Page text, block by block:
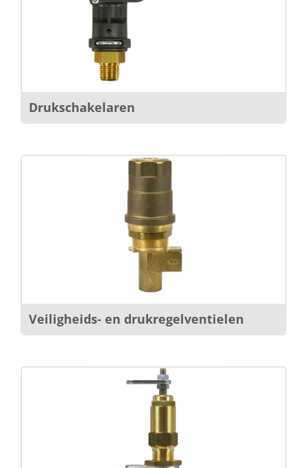
Drukschakelaren
Veiligheids- en drukregelventielen